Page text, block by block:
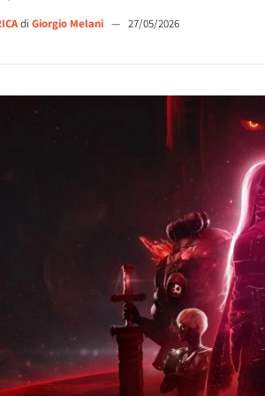
di Giorgio Melani — 27/05/2026